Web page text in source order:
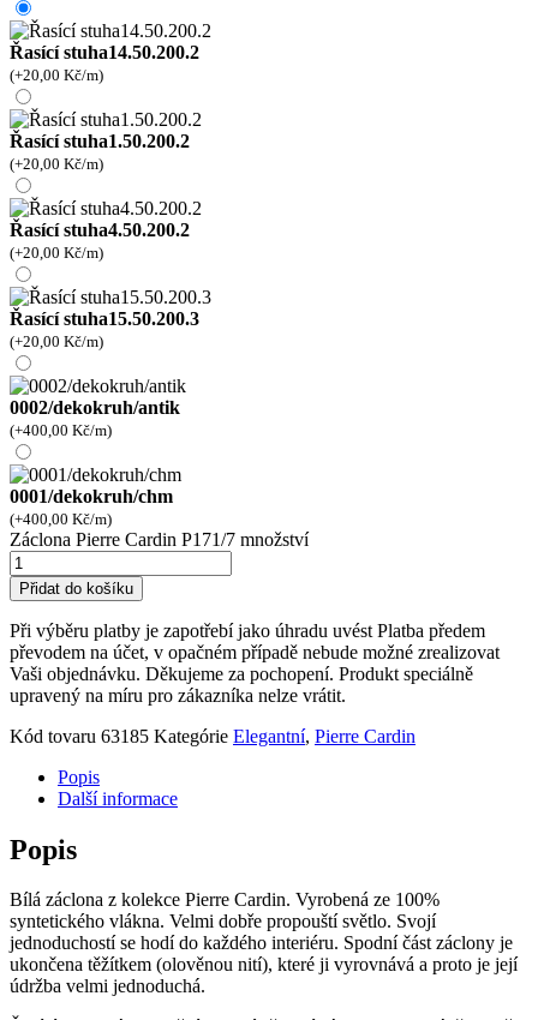
Řasící stuha14.50.200.2
(+20,00 Kč/m)
Řasící stuha1.50.200.2
(+20,00 Kč/m)
Řasící stuha4.50.200.2
(+20,00 Kč/m)
Řasící stuha15.50.200.3
(+20,00 Kč/m)
0002/dekokruh/antik
(+400,00 Kč/m)
0001/dekokruh/chm
(+400,00 Kč/m)
Záclona Pierre Cardin P171/7 množství
Přidat do košíku
Při výběru platby je zapotřebí jako úhradu uvést Platba předem
převodem na účet, v opačném případě nebude možné zrealizovat
Vaši objednávku. Děkujeme za pochopení. Produkt speciálně
upravený na míru pro zákazníka nelze vrátit.
Kód tovaru 63185 Kategórie Elegantní, Pierre Cardin
Popis
Další informace
Popis
Bílá záclona z kolekce Pierre Cardin. Vyrobená ze 100%
syntetického vlákna. Velmi dobře propouští světlo. Svojí
jednoduchostí se hodí do každého interiéru. Spodní část záclony je
ukončena těžítkem (olověnou nití), které ji vyrovnává a proto je její
údržba velmi jednoduchá.